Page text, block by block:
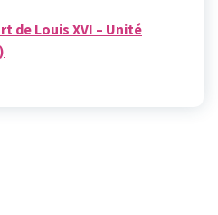
de Louis XVI – Unité